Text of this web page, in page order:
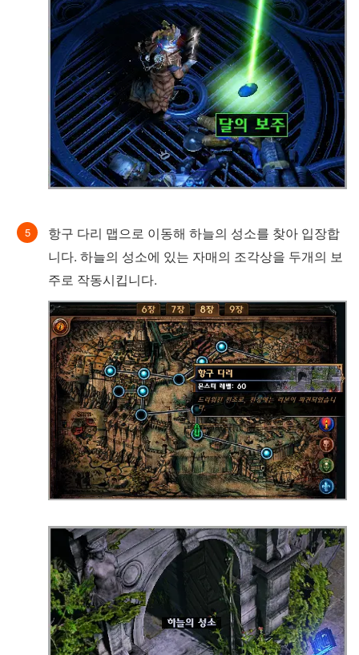
항구 다리 맵으로 이동해 하늘의 성소를 찾아 입장합
니다. 하늘의 성소에 있는 자매의 조각상을 두개의 보
주로 작동시킵니다.